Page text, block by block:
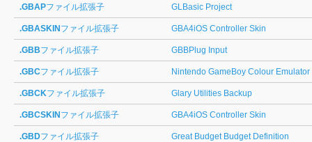
.GBAPファイル拡張子 GLBasic Project
.GBASKIN ファイル拡張子 GBA4iOS Controller Skin
.GBBファイル拡張子 GBBPlug Input
.GBCファイル拡張子 Nintendo GameBoy Colour Emulator
.GBCKファイル拡張子 Glary Utilities Backup
.GBCSKIN ファイル拡張子 GBA4iOS Controller Skin
.GBDファイル拡張子 Great Budget Budget Definition